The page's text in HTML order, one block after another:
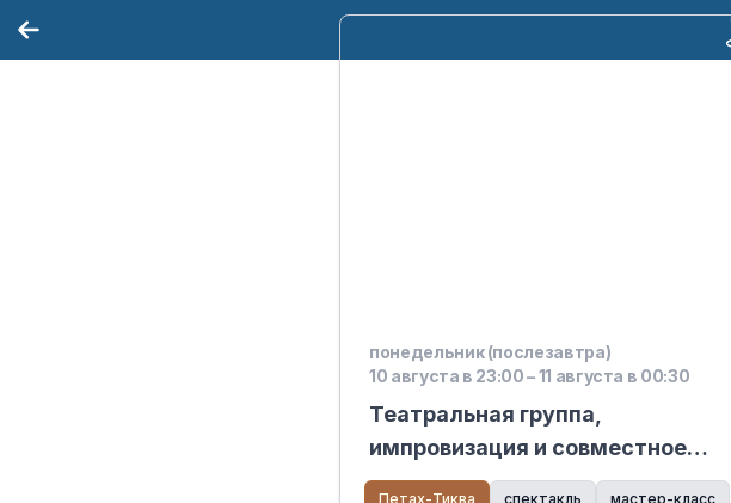
понедельник (послезавтра)
10 августа в 23:00 – 11 августа в 00:30
Театральная группа,
импровизация и совместное
творчество для мам — вечер
Петах-Тиква спектакль мастер-класс